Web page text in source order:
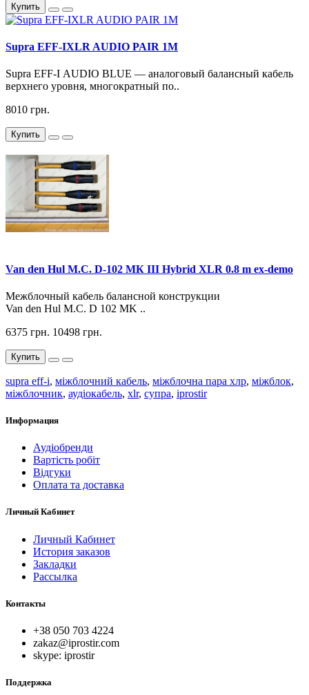
Купить
Supra EFF-IXLR AUDIO PAIR 1M
Supra EFF-I AUDIO BLUE — аналоговый балансный кабель
верхнего уровня, многократный по..
8010 грн.
Купить
Van den Hul М.С. D-102 МК III Hybrid XLR 0.8 m ex-demo
Межблочный кабель балансной конструкции
Van den Hul М.С. D 102 MK ..
6375 грн. 10498 грн.
Купить
supra eff-i, міжблочний кабель, міжблочна пара хлр, міжблок,
міжблочник, аудіокабель, xlr, супра, iprostir
Информация
Аудіобренди
Вартість робіт
Відгуки
Оплата та доставка
Личный Кабинет
Личный Кабинет
История заказов
Закладки
Рассылка
Контакты
+38 050 703 4224
zakaz@iprostir.com
skype: iprostir
Поддержка